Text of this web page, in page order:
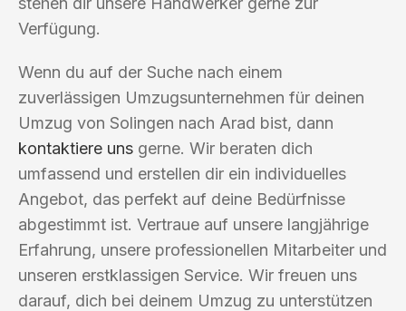
Verfügung.
Wenn du auf der Suche nach einem
zuverlässigen Umzugsunternehmen für deinen
Umzug von Solingen nach Arad bist, dann
kontaktiere uns gerne. Wir beraten dich
umfassend und erstellen dir ein individuelles
Angebot, das perfekt auf deine Bedürfnisse
abgestimmt ist. Vertraue auf unsere langjährige
Erfahrung, unsere professionellen Mitarbeiter und
unseren erstklassigen Service. Wir freuen uns
darauf, dich bei deinem Umzug zu unterstützen